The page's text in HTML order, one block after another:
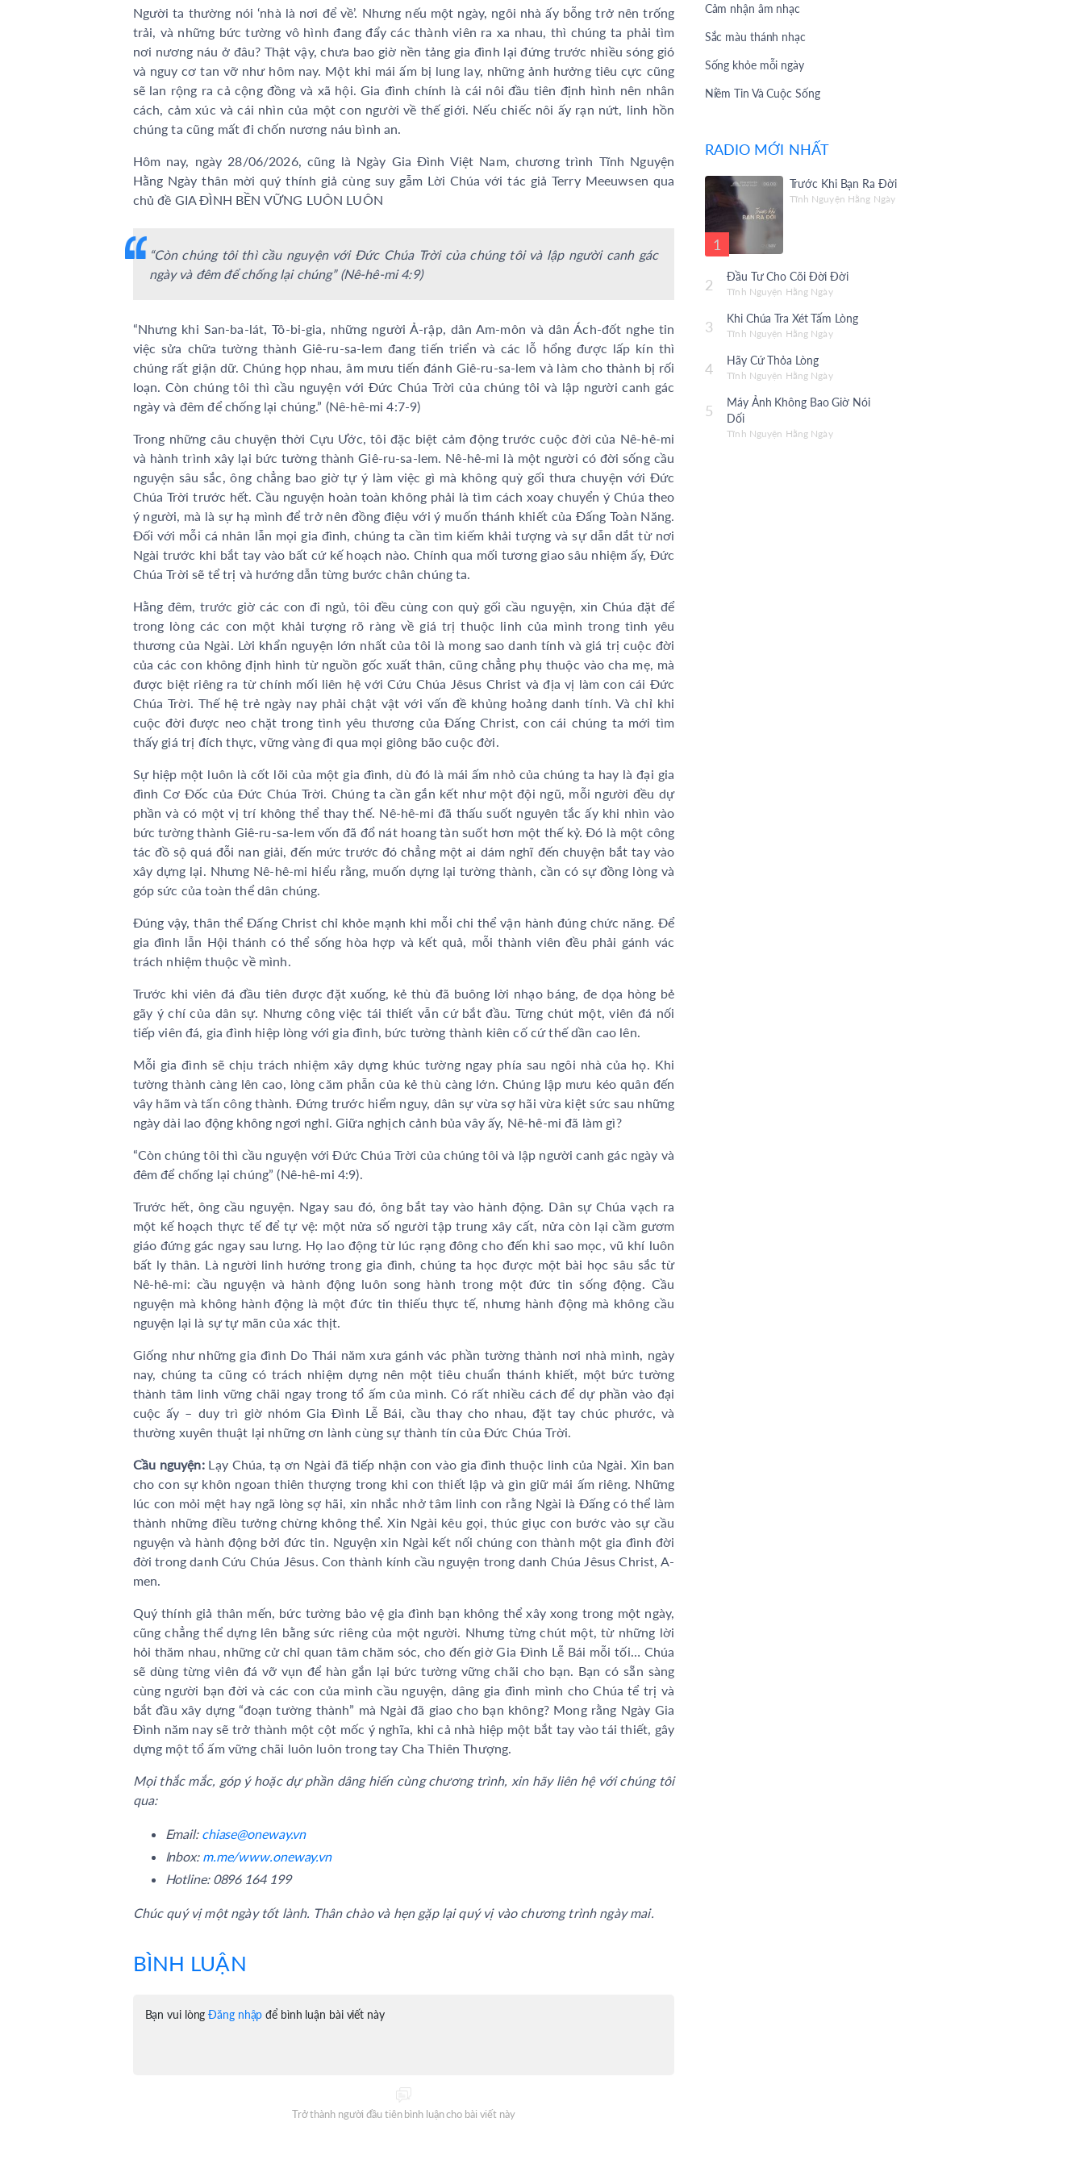
Người ta thường nói ‘nhà là nơi để về’. Nhưng nếu một ngày, ngôi nhà ấy bỗng trở nên trống
trải, và những bức tường vô hình đang đẩy các thành viên ra xa nhau, thì chúng ta phải tìm
nơi nương náu ở đâu? Thật vậy, chưa bao giờ nền tảng gia đình lại đứng trước nhiều sóng gió
và nguy cơ tan vỡ như hôm nay. Một khi mái ấm bị lung lay, những ảnh hưởng tiêu cực cũng
sẽ lan rộng ra cả cộng đồng và xã hội. Gia đình chính là cái nôi đầu tiên định hình nên nhân
cách, cảm xúc và cái nhìn của một con người về thế giới. Nếu chiếc nôi ấy rạn nứt, linh hồn
chúng ta cũng mất đi chốn nương náu bình an.
Hôm nay, ngày 28/06/2026, cũng là Ngày Gia Đình Việt Nam, chương trình Tĩnh Nguyện
Hằng Ngày thân mời quý thính giả cùng suy gẫm Lời Chúa với tác giả Terry Meeuwsen qua
chủ đề GIA ĐÌNH BỀN VỮNG LUÔN LUÔN
“Còn chúng tôi thì cầu nguyện với Đức Chúa Trời của chúng tôi và lập người canh gác
ngày và đêm để chống lại chúng” (Nê-hê-mi 4:9)
“Nhưng khi San-ba-lát, Tô-bi-gia, những người Ả-rập, dân Am-môn và dân Ách-đốt nghe tin
việc sửa chữa tường thành Giê-ru-sa-lem đang tiến triển và các lỗ hổng được lấp kín thì
chúng rất giận dữ. Chúng họp nhau, âm mưu tiến đánh Giê-ru-sa-lem và làm cho thành bị rối
loạn. Còn chúng tôi thì cầu nguyện với Đức Chúa Trời của chúng tôi và lập người canh gác
ngày và đêm để chống lại chúng.” (Nê-hê-mi 4:7-9)
Trong những câu chuyện thời Cựu Ước, tôi đặc biệt cảm động trước cuộc đời của Nê-hê-mi
và hành trình xây lại bức tường thành Giê-ru-sa-lem. Nê-hê-mi là một người có đời sống cầu
nguyện sâu sắc, ông chẳng bao giờ tự ý làm việc gì mà không quỳ gối thưa chuyện với Đức
Chúa Trời trước hết. Cầu nguyện hoàn toàn không phải là tìm cách xoay chuyển ý Chúa theo
ý người, mà là sự hạ mình để trở nên đồng điệu với ý muốn thánh khiết của Đấng Toàn Năng.
Đối với mỗi cá nhân lẫn mọi gia đình, chúng ta cần tìm kiếm khải tượng và sự dẫn dắt từ nơi
Ngài trước khi bắt tay vào bất cứ kế hoạch nào. Chính qua mối tương giao sâu nhiệm ấy, Đức
Chúa Trời sẽ tể trị và hướng dẫn từng bước chân chúng ta.
Hằng đêm, trước giờ các con đi ngủ, tôi đều cùng con quỳ gối cầu nguyện, xin Chúa đặt để
trong lòng các con một khải tượng rõ ràng về giá trị thuộc linh của mình trong tình yêu
thương của Ngài. Lời khẩn nguyện lớn nhất của tôi là mong sao danh tính và giá trị cuộc đời
của các con không định hình từ nguồn gốc xuất thân, cũng chẳng phụ thuộc vào cha mẹ, mà
được biệt riêng ra từ chính mối liên hệ với Cứu Chúa Jêsus Christ và địa vị làm con cái Đức
Chúa Trời. Thế hệ trẻ ngày nay phải chật vật với vấn đề khủng hoảng danh tính. Và chỉ khi
cuộc đời được neo chặt trong tình yêu thương của Đấng Christ, con cái chúng ta mới tìm
thấy giá trị đích thực, vững vàng đi qua mọi giông bão cuộc đời.
Sự hiệp một luôn là cốt lõi của một gia đình, dù đó là mái ấm nhỏ của chúng ta hay là đại gia
đình Cơ Đốc của Đức Chúa Trời. Chúng ta cần gắn kết như một đội ngũ, mỗi người đều dự
phần và có một vị trí không thể thay thế. Nê-hê-mi đã thấu suốt nguyên tắc ấy khi nhìn vào
bức tường thành Giê-ru-sa-lem vốn đã đổ nát hoang tàn suốt hơn một thế kỷ. Đó là một công
tác đồ sộ quá đỗi nan giải, đến mức trước đó chẳng một ai dám nghĩ đến chuyện bắt tay vào
xây dựng lại. Nhưng Nê-hê-mi hiểu rằng, muốn dựng lại tường thành, cần có sự đồng lòng và
góp sức của toàn thể dân chúng.
Đúng vậy, thân thể Đấng Christ chỉ khỏe mạnh khi mỗi chi thể vận hành đúng chức năng. Để
gia đình lẫn Hội thánh có thể sống hòa hợp và kết quả, mỗi thành viên đều phải gánh vác
trách nhiệm thuộc về mình.
Trước khi viên đá đầu tiên được đặt xuống, kẻ thù đã buông lời nhạo báng, đe dọa hòng bẻ
gãy ý chí của dân sự. Nhưng công việc tái thiết vẫn cứ bắt đầu. Từng chút một, viên đá nối
tiếp viên đá, gia đình hiệp lòng với gia đình, bức tường thành kiên cố cứ thế dần cao lên.
Mỗi gia đình sẽ chịu trách nhiệm xây dựng khúc tường ngay phía sau ngôi nhà của họ. Khi
tường thành càng lên cao, lòng căm phẫn của kẻ thù càng lớn. Chúng lập mưu kéo quân đến
vây hãm và tấn công thành. Đứng trước hiểm nguy, dân sự vừa sợ hãi vừa kiệt sức sau những
ngày dài lao động không ngơi nghỉ. Giữa nghịch cảnh bủa vây ấy, Nê-hê-mi đã làm gì?
“Còn chúng tôi thì cầu nguyện với Đức Chúa Trời của chúng tôi và lập người canh gác ngày và
đêm để chống lại chúng” (Nê-hê-mi 4:9).
Trước hết, ông cầu nguyện. Ngay sau đó, ông bắt tay vào hành động. Dân sự Chúa vạch ra
một kế hoạch thực tế để tự vệ: một nửa số người tập trung xây cất, nửa còn lại cầm gươm
giáo đứng gác ngay sau lưng. Họ lao động từ lúc rạng đông cho đến khi sao mọc, vũ khí luôn
bất ly thân. Là người linh hướng trong gia đình, chúng ta học được một bài học sâu sắc từ
Nê-hê-mi: cầu nguyện và hành động luôn song hành trong một đức tin sống động. Cầu
nguyện mà không hành động là một đức tin thiếu thực tế, nhưng hành động mà không cầu
nguyện lại là sự tự mãn của xác thịt.
Giống như những gia đình Do Thái năm xưa gánh vác phần tường thành nơi nhà mình, ngày
nay, chúng ta cũng có trách nhiệm dựng nên một tiêu chuẩn thánh khiết, một bức tường
thành tâm linh vững chãi ngay trong tổ ấm của mình. Có rất nhiều cách để dự phần vào đại
cuộc ấy – duy trì giờ nhóm Gia Đình Lễ Bái, cầu thay cho nhau, đặt tay chúc phước, và
thường xuyên thuật lại những ơn lành cùng sự thành tín của Đức Chúa Trời.
Cầu nguyện: Lạy Chúa, tạ ơn Ngài đã tiếp nhận con vào gia đình thuộc linh của Ngài. Xin ban
cho con sự khôn ngoan thiên thượng trong khi con thiết lập và gìn giữ mái ấm riêng. Những
lúc con mỏi mệt hay ngã lòng sợ hãi, xin nhắc nhở tâm linh con rằng Ngài là Đấng có thể làm
thành những điều tưởng chừng không thể. Xin Ngài kêu gọi, thúc giục con bước vào sự cầu
nguyện và hành động bởi đức tin. Nguyện xin Ngài kết nối chúng con thành một gia đình đời
đời trong danh Cứu Chúa Jêsus. Con thành kính cầu nguyện trong danh Chúa Jêsus Christ, A-
men.
Quý thính giả thân mến, bức tường bảo vệ gia đình bạn không thể xây xong trong một ngày,
cũng chẳng thể dựng lên bằng sức riêng của một người. Nhưng từng chút một, từ những lời
hỏi thăm nhau, những cử chỉ quan tâm chăm sóc, cho đến giờ Gia Đình Lễ Bái mỗi tối… Chúa
sẽ dùng từng viên đá vỡ vụn để hàn gắn lại bức tường vững chãi cho bạn. Bạn có sẵn sàng
cùng người bạn đời và các con của mình cầu nguyện, dâng gia đình mình cho Chúa tể trị và
bắt đầu xây dựng “đoạn tường thành” mà Ngài đã giao cho bạn không? Mong rằng Ngày Gia
Đình năm nay sẽ trở thành một cột mốc ý nghĩa, khi cả nhà hiệp một bắt tay vào tái thiết, gây
dựng một tổ ấm vững chãi luôn luôn trong tay Cha Thiên Thượng.
Mọi thắc mắc, góp ý hoặc dự phần dâng hiến cùng chương trình, xin hãy liên hệ với chúng tôi
qua:
Email: chiase@oneway.vn
Inbox: m.me/www.oneway.vn
Hotline: 0896 164 199
Chúc quý vị một ngày tốt lành. Thân chào và hẹn gặp lại quý vị vào chương trình ngày mai.
BÌNH LUẬN
Bạn vui lòngĐăng nhập để bình luận bài viết này
Trở thành người đầu tiên bình luận cho bài viết này
Cảm nhận âm nhạc
Sắc màu thánh nhạc
Sống khỏe mỗi ngày
Niềm Tin Và Cuộc Sống
Bài Hát Theo Yêu Cầu
Tư Vấn 247
Câu Chuyện Phúc Âm
Giới Thiệu Album
Sau Giờ Làm
Cuộc sống Mến Yêu
Tĩnh Nguyện Mùa Thi
Sống Theo Đúng Mục Đích
Tĩnh Nguyện Hằng Ngày (Tiếng Hoa)
RADIO MỚI NHẤT
1
Trước Khi Bạn Ra Đời
Tĩnh Nguyện Hằng Ngày
2 Đầu Tư Cho Cõi Đời Đời
Tĩnh Nguyện Hằng Ngày
3 Khi Chúa Tra Xét Tấm Lòng
Tĩnh Nguyện Hằng Ngày
4 Hãy Cứ Thỏa Lòng
Tĩnh Nguyện Hằng Ngày
5
Máy Ảnh Không Bao Giờ Nói
Dối
Tĩnh Nguyện Hằng Ngày